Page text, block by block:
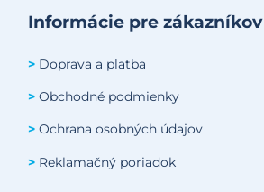
Informácie pre zákazníkov
> Doprava a platba
> Obchodné podmienky
> Ochrana osobných údajov
> Reklamačný poriadok